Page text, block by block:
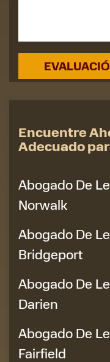
Encuentre
Adecuado
Abogado De
Norwalk
Abogado De
Bridgeport
Abogado De
Darien
Abogado De
Fairfield